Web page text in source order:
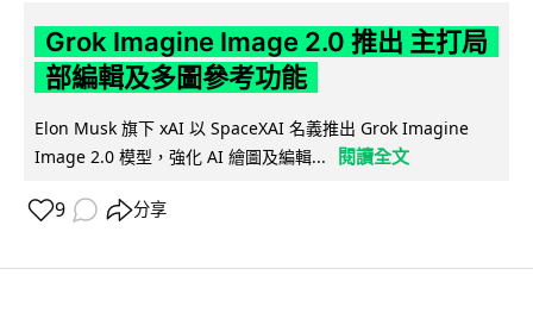
Grok Imagine Image 2.0 推出 主打局
部編輯及多圖參考功能
Elon Musk 旗下 xAI 以 SpaceXAI 名義推出 Grok Imagine
Image 2.0 模型，強化 AI 繪圖及編輯...
閱讀全文
9 分享